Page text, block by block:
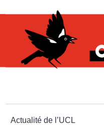
Actualité de l’UCL